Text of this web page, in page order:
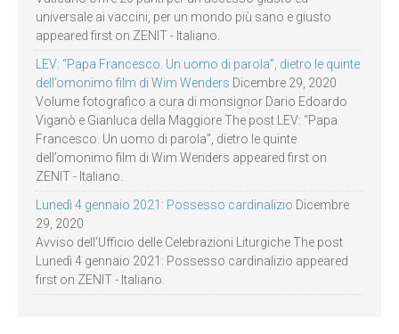
universale ai vaccini, per un mondo più sano e giusto
appeared first on ZENIT - Italiano.
LEV: “Papa Francesco. Un uomo di parola”, dietro le quinte
dell’omonimo film di Wim Wenders Dicembre 29, 2020
Volume fotografico a cura di monsignor Dario Edoardo
Viganò e Gianluca della Maggiore The post LEV: “Papa
Francesco. Un uomo di parola”, dietro le quinte
dell’omonimo film di Wim Wenders appeared first on
ZENIT - Italiano.
Lunedì 4 gennaio 2021: Possesso cardinalizio Dicembre
29, 2020
Avviso dell’Ufficio delle Celebrazioni Liturgiche The post
Lunedì 4 gennaio 2021: Possesso cardinalizio appeared
first on ZENIT - Italiano.